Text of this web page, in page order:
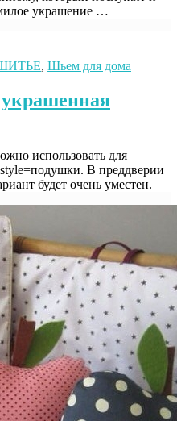
украшение …
, Шьем для дома
использовать для
В преддверии
будет очень уместен.